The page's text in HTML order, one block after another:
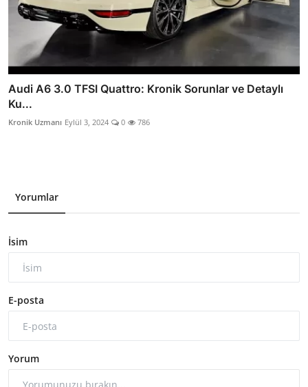
Audi A6 3.0 TFSI Quattro: Kronik Sorunlar ve Detaylı
Ku...
Kronik Uzmanı Eylül 3, 2024 0 786
Yorumlar
İsim
E-posta
Yorum